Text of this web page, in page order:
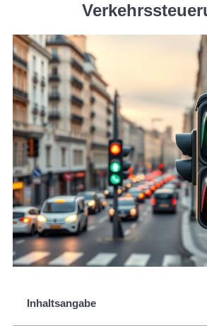
Inhaltsangabe